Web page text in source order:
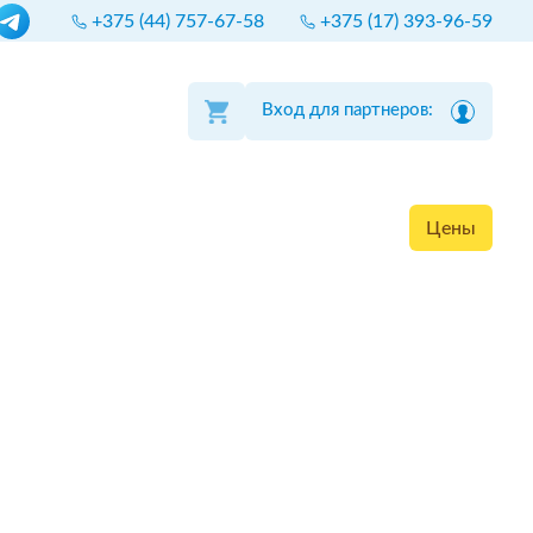
+375 (44) 757-67-58 +375 (17) 393-96-59
Вход для партнеров:
Цены